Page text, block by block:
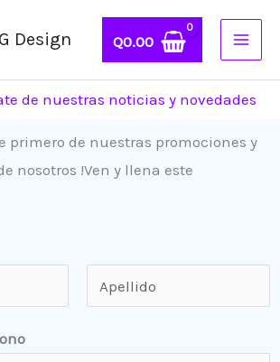
Design Q0.00
de nuestras noticias y novedades
primero de nuestras promociones y
nosotros !Ven y llena este